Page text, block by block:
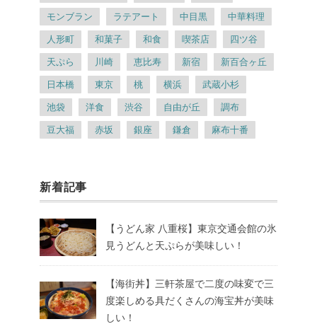
モンブラン ラテアート 中目黒 中華料理
人形町 和菓子 和食 喫茶店 四ツ谷
天ぷら 川崎 恵比寿 新宿 新百合ヶ丘
日本橋 東京 桃 横浜 武蔵小杉
池袋 洋食 渋谷 自由が丘 調布
豆大福 赤坂 銀座 鎌倉 麻布十番
新着記事
【うどん家 八重桜】東京交通会館の氷
見うどんと天ぷらが美味しい！
【海街丼】三軒茶屋で二度の味変で三
度楽しめる具だくさんの海宝丼が美味
しい！